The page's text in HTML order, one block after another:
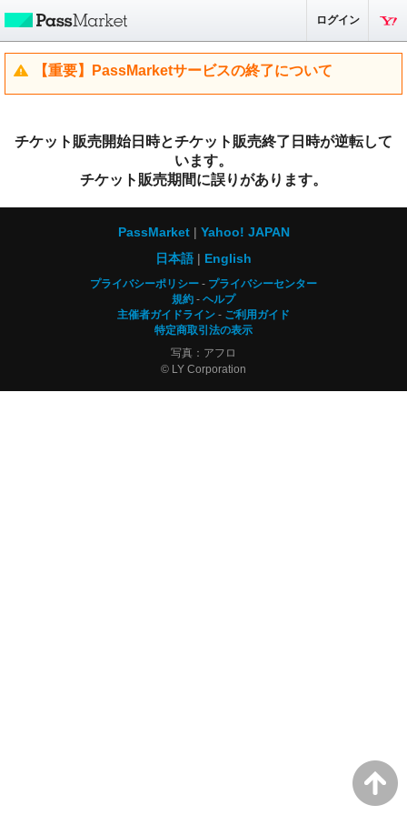
ログイン
【重要】PassMarketサービスの終了について
チケット販売開始日時とチケット販売終了日時が逆転して
います。
チケット販売期間に誤りがあります。
PassMarket
Yahoo! JAPAN
日本語
English
プライバシーポリシー
プライバシーセンター
規約
ヘルプ
主催者ガイドライン
ご利用ガイド
特定商取引法の表示
写真：アフロ
© LY Corporation